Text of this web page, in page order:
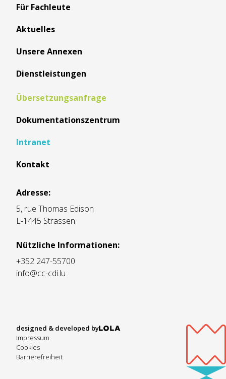
Für Fachleute
Aktuelles
Unsere Annexen
Dienstleistungen
Übersetzungsanfrage
Dokumentationszentrum
Intranet
Kontakt
Adresse:
5, rue Thomas Edison
L-1445 Strassen
Nützliche Informationen:
+352 247-55700
info@cc-cdi.lu
designed & developed by
Impressum
Cookies
Barrierefreiheit